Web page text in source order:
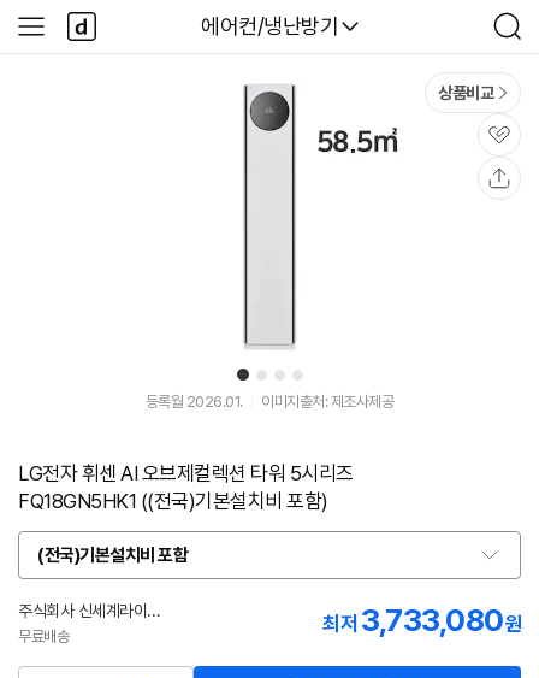
다나와
에어컨/냉난방기
검
색
사
이
다
나
와
1 2 3 4
상품비교
관
심
등록월 2026.01. 이미지출처: 제조사제공
LG전자 휘센 AI 오브제컬렉션 타워 5시리즈
FQ18GN5HK1 ((전국)기본설치비 포함)
(전국)기본설치비 포함
옵
션
선
택
주식회사 신세계라이브쇼핑
무료배송
최저 3,733,080원